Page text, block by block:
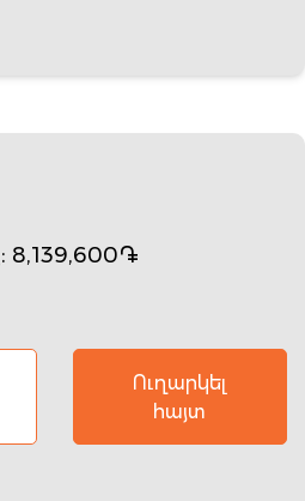
: 8,139,600֏
Ուղարկել
հայտ